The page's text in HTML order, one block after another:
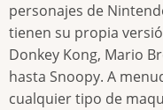
personajes de
tienen su propia
Donkey Kong, Mario
hasta Snoopy. A
cualquier tipo de